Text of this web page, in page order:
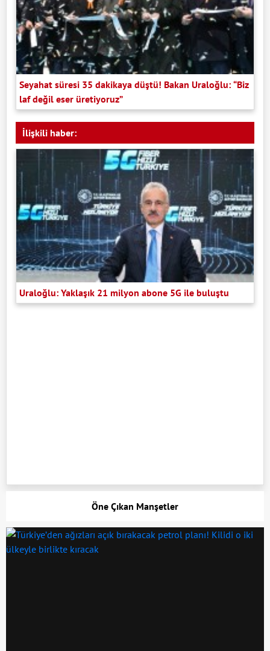
Seyahat süresi 35 dakikaya düştü! Bakan Uraloğlu: “Biz
laf değil eser üretiyoruz”
İlişkili haber:
Uraloğlu: Yaklaşık 21 milyon abone 5G ile buluştu
Öne Çıkan Manşetler